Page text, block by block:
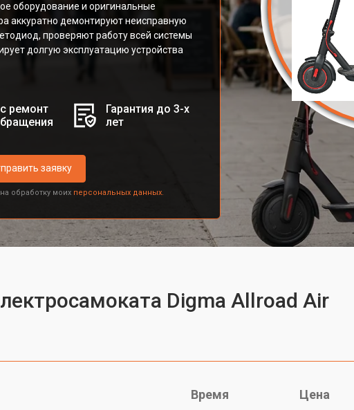
оборудование и оригинальные
аккуратно демонтируют неисправную
проверяют работу всей системы
долгую эксплуатацию устройства
ремонт
Гарантия до 3-х
лет
заявку
обработку моих персональных данных.
Digma Allroad Air
Время Цена